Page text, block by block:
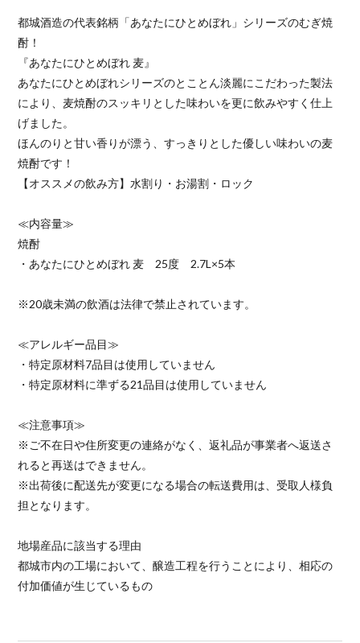
都城酒造の代表銘柄「あなたにひとめぼれ」シリーズのむぎ焼
酎！
『あなたにひとめぼれ 麦』
あなたにひとめぼれシリーズのとことん淡麗にこだわった製法
により、麦焼酎のスッキリとした味わいを更に飲みやすく仕上
げました。
ほんのりと甘い香りが漂う、すっきりとした優しい味わいの麦
焼酎です！
【オススメの飲み方】水割り・お湯割・ロック
≪内容量≫
焼酎
・あなたにひとめぼれ 麦 25度 2.7L×5本
※20歳未満の飲酒は法律で禁止されています。
≪アレルギー品目≫
・特定原材料7品目は使用していません
・特定原材料に準ずる21品目は使用していません
≪注意事項≫
※ご不在日や住所変更の連絡がなく、返礼品が事業者へ返送さ
れると再送はできません。
※出荷後に配送先が変更になる場合の転送費用は、受取人様負
担となります。
地場産品に該当する理由
都城市内の工場において、醸造工程を行うことにより、相応の
付加価値が生じているもの